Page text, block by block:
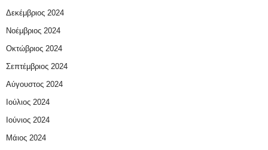
Δεκέμβριος 2024
Νοέμβριος 2024
Οκτώβριος 2024
Σεπτέμβριος 2024
Αύγουστος 2024
Ιούλιος 2024
Ιούνιος 2024
Μάιος 2024